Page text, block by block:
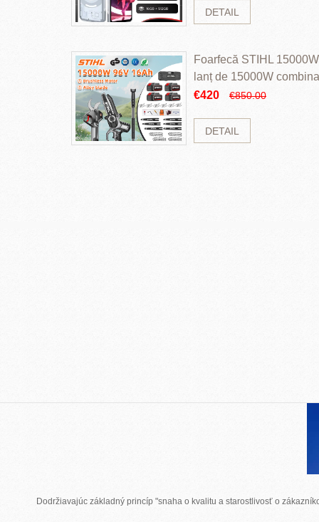
DETAIL
Foarfecă STIHL
lanț de 15000W
perii și baterie cu li
€420 €850.00
DETAIL
Dodržiavajúc základný princíp "snaha o kvalitu a starostlivosť o